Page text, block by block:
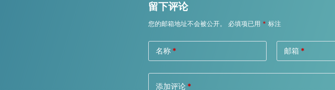
留下评论
您的邮箱地址不会被公开。 必填项已用 * 标注
名称 * 邮箱 *
添加评论 *